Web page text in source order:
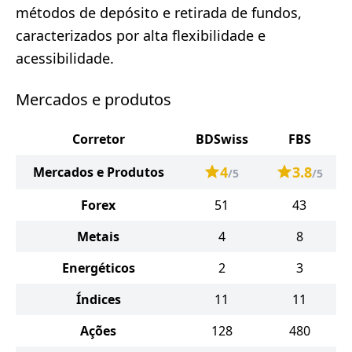
métodos de depósito e retirada de fundos,
caracterizados por alta flexibilidade e
acessibilidade.
Mercados e produtos
Corretor BDSwiss
FBS
Mercados e Produtos
4/5 3.8/5
Forex 51
43
Metais
4
8
Energéticos
2
3
Índices
11
11
Ações
128
480